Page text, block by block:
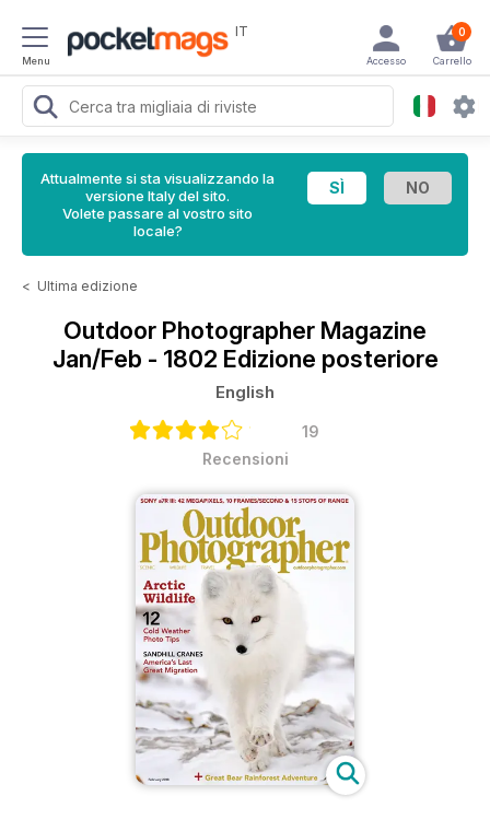
Menu
IT 0
Carrello
Accesso
Attualmente si sta visualizzando la
versione Italy del sito.
Volete passare al vostro sito
locale?
< Ultima edizione
Outdoor Photographer Magazine
Jan/Feb - 1802 Edizione posteriore
English
19
Recensioni